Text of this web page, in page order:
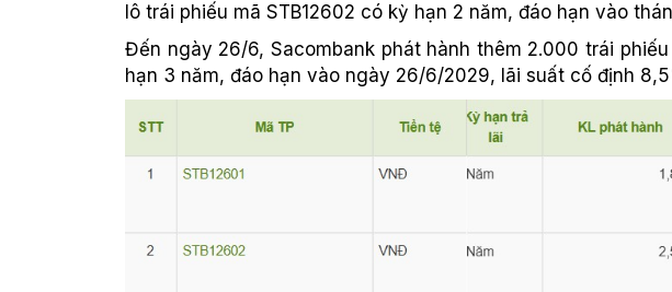
lô trái phiếu mã STB12602 có kỳ hạn 2 năm, đáo hạn vào
Đến ngày 26/6, Sacombank phát hành thêm 2.000 trái
hạn 3 năm, đáo hạn vào ngày 26/6/2029, lãi suất cố định